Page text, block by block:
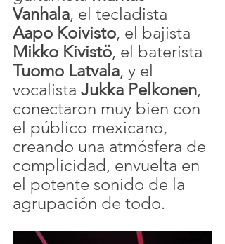
Vanhala, el tecladista
Aapo Koivisto, el bajista
Mikko Kivistö, el baterista
Tuomo Latvala, y el
vocalista Jukka Pelkonen,
conectaron muy bien con
el público mexicano,
creando una atmósfera de
complicidad, envuelta en
el potente sonido de la
agrupación de todo.